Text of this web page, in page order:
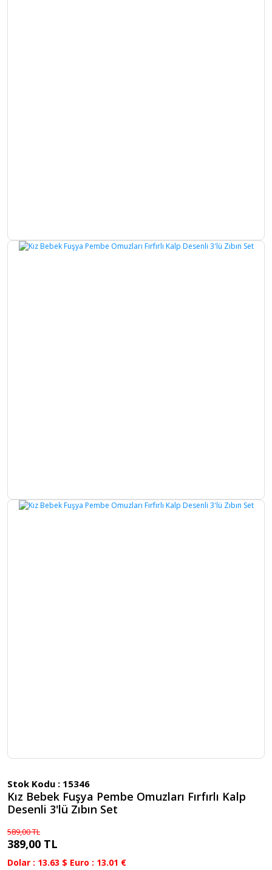
Stok Kodu : 15346
Kız Bebek Fuşya Pembe Omuzları Fırfırlı Kalp
Desenli 3'lü Zıbın Set
589,00 TL
389,00 TL
Dolar : 13.63 $ Euro : 13.01 €